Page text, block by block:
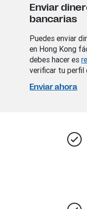
Enviar
bancarias
Puedes enviar
en Hong Kong
debes hacer es
verificar tu perfil
Enviar ahora